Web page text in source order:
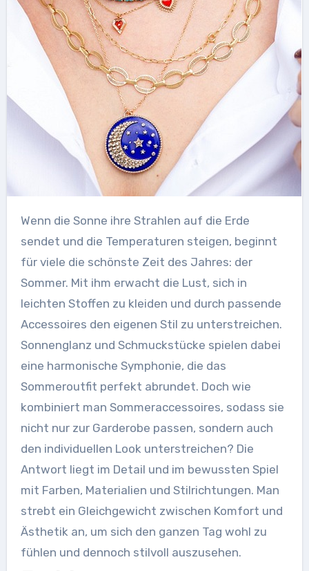
Wenn die Sonne ihre Strahlen auf die Erde
sendet und die Temperaturen steigen, beginnt
für viele die schönste Zeit des Jahres: der
Sommer. Mit ihm erwacht die Lust, sich in
leichten Stoffen zu kleiden und durch passende
Accessoires den eigenen Stil zu unterstreichen.
Sonnenglanz und Schmuckstücke spielen dabei
eine harmonische Symphonie, die das
Sommeroutfit perfekt abrundet. Doch wie
kombiniert man Sommeraccessoires, sodass sie
nicht nur zur Garderobe passen, sondern auch
den individuellen Look unterstreichen? Die
Antwort liegt im Detail und im bewussten Spiel
mit Farben, Materialien und Stilrichtungen. Man
strebt ein Gleichgewicht zwischen Komfort und
Ästhetik an, um sich den ganzen Tag wohl zu
fühlen und dennoch stilvoll auszusehen.